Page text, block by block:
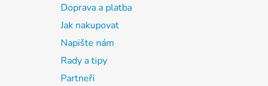
Doprava a platba
Jak nakupovat
Napište nám
Rady a tipy
Partneři